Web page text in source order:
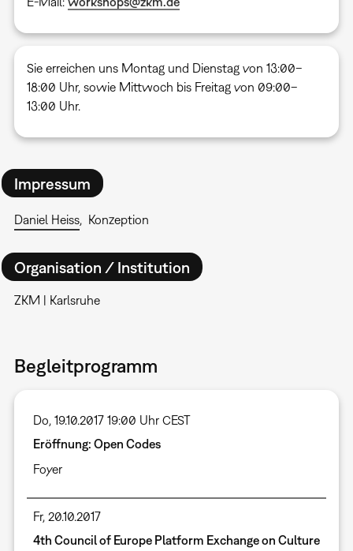
Sie erreichen uns Montag und Dienstag von 13:00–
18:00 Uhr, sowie Mittwoch bis Freitag von 09:00–
13:00 Uhr.
Impressum
Daniel Heiss Konzeption
Organisation / Institution
ZKM | Karlsruhe
Begleitprogramm
Do, 19.10.2017 19:00 Uhr CEST
Eröffnung: Open Codes
Foyer
Fr, 20.10.2017
4th Council of Europe Platform Exchange on Culture